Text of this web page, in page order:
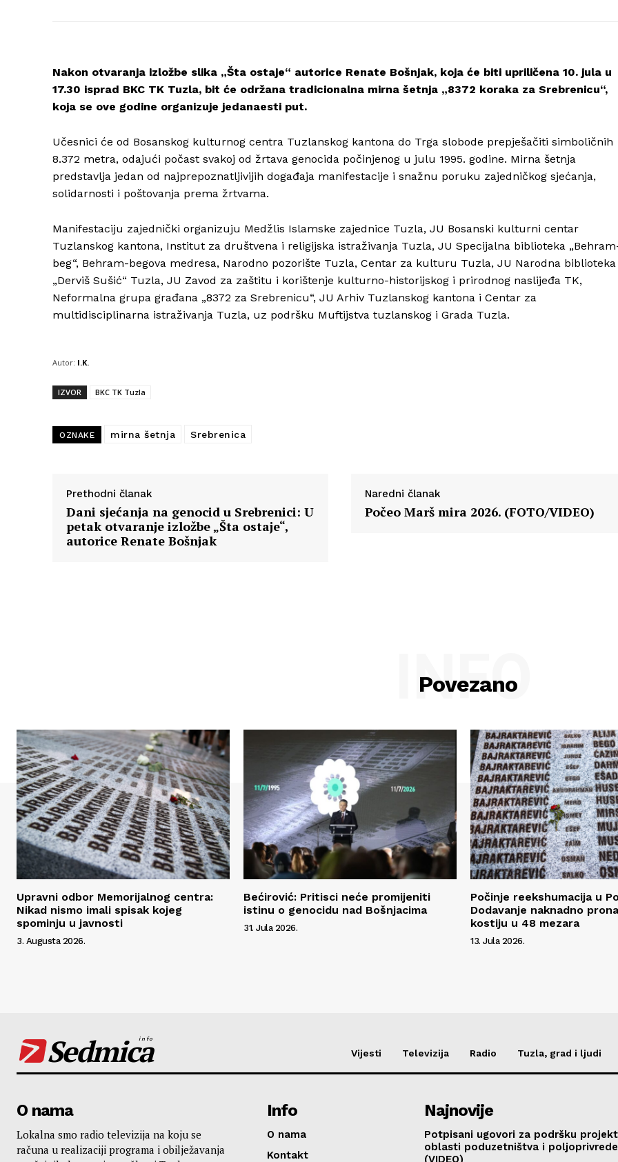
Info
Nakon otvaranja izložbe slika „Šta ostaje“ autorice Renate Bošnjak, koja će biti upriličena 10. jula u
17.30 isprad BKC TK Tuzla, bit će održana tradicionalna mirna šetnja „8372 koraka za Srebrenicu“,
koja se ove godine organizuje jedanaesti put.
Učesnici će od Bosanskog kulturnog centra Tuzlanskog kantona do Trga slobode prepješačiti simboličnih
8.372 metra, odajući počast svakoj od žrtava genocida počinjenog u julu 1995. godine. Mirna šetnja
predstavlja jedan od najprepoznatljivijih događaja manifestacije i snažnu poruku zajedničkog sjećanja,
solidarnosti i poštovanja prema žrtvama.
Manifestaciju zajednički organizuju Medžlis Islamske zajednice Tuzla, JU Bosanski kulturni centar
Tuzlanskog kantona, Institut za društvena i religijska istraživanja Tuzla, JU Specijalna biblioteka
beg“, Behram-begova medresa, Narodno pozorište Tuzla, Centar za kulturu Tuzla, JU Narodna biblioteka
„Derviš Sušić“ Tuzla, JU Zavod za zaštitu i korištenje kulturno-historijskog i prirodnog naslijeđa TK,
Neformalna grupa građana „8372 za Srebrenicu“, JU Arhiv Tuzlanskog kantona i Centar za
multidisciplinarna istraživanja Tuzla, uz podršku Muftijstva tuzlanskog i Grada Tuzla.
Autor: I.K.
IZVOR BKC TK Tuzla
OZNAKE mirna šetnja Srebrenica
Prethodni članak
Dani sjećanja na genocid u Srebrenici: U
petak otvaranje izložbe „Šta ostaje“,
autorice Renate Bošnjak
Naredni članak
Počeo Marš mira 2026. (FOTO/VIDEO)
Povezano
INFO
Upravni odbor Memorijalnog centra:
Nikad nismo imali spisak kojeg
spominju u javnosti
3. Augusta 2026.
Bećirović: Pritisci neće promijeniti
istinu o genocidu nad Bošnjacima
31. Jula 2026.
Počinje reekshumacija u
Dodavanje naknadno
kostiju u 48 mezara
13. Jula 2026.
Sedmica
info
Vijesti Televizija Radio Tuzla, grad i ljudi
O nama
Lokalna smo radio televizija na koju se
računa u realizaciji programa i obilježavanja
Info
O nama
Kontakt
Najnovije
Potpisani ugovori za podršku
oblasti poduzetništva i poljoprivrede
(VIDEO)